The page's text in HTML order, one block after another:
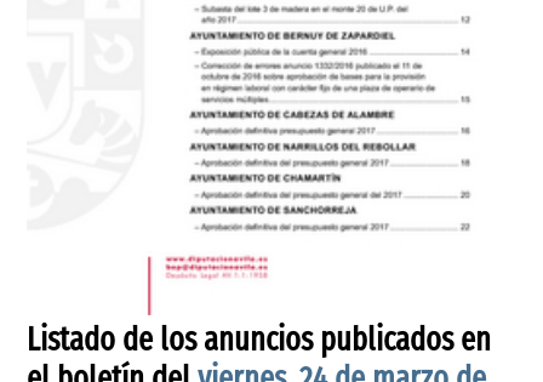
Listado de los anuncios publicados en